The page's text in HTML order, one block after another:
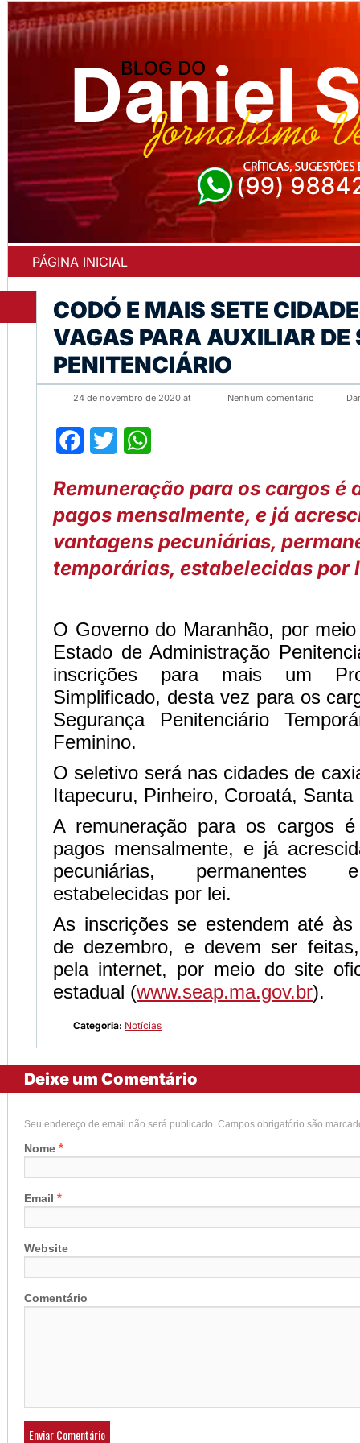
PÁGINA INICIAL
CODÓ E MAIS SETE
VAGAS PARA AUXILIAR DE
PENITENCIÁRIO
24 de novembro de 2020 at Nenhum comentário
Facebook
Twitter
Remuneração para os cargos é
pagos mensalmente, e já
vantagens pecuniárias,
temporárias, estabelecidas por
O Governo do Maranhão, por
Estado de Administração
inscrições para mais um
Simplificado, desta vez para os
Segurança Penitenciário
Feminino.
O seletivo será nas cidades de
Itapecuru, Pinheiro, Coroatá, Santa
A remuneração para os cargos
pagos mensalmente, e já
pecuniárias, permanentes
estabelecidas por lei.
As inscrições se estendem até
de dezembro, e devem ser
pela internet, por meio do site
estadual (www.seap.ma.gov.br).
Categoria: Notícias
Deixe um Comentário
Seu endereço de email não será publicado. Campos obrigatório são
Nome *
Email *
Website
Comentário